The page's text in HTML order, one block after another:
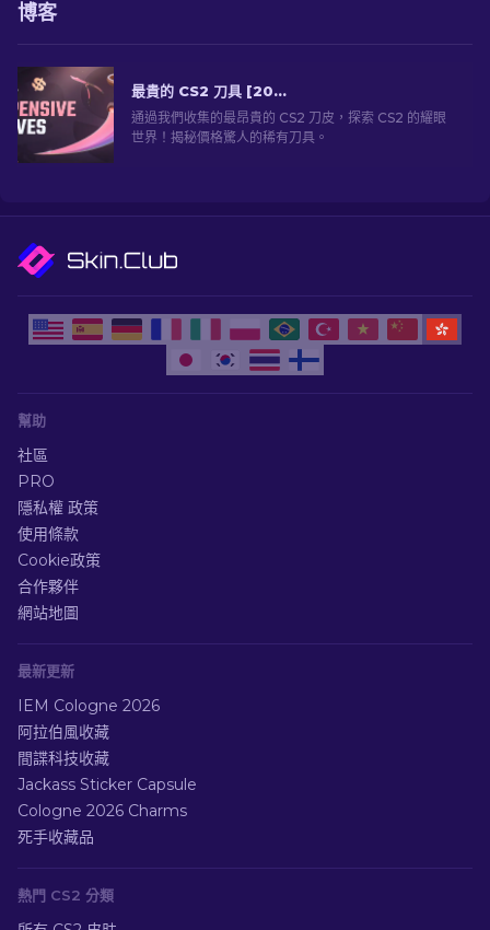
博客
最貴的 CS2 刀具 [2026]
通過我們收集的最昂貴的 CS2 刀皮，探索 CS2 的耀眼
世界！揭秘價格驚人的稀有刀具。
幫助
社區
PRO
隱私權 政策
使用條款
Cookie政策
合作夥伴
網站地圖
最新更新
IEM Cologne 2026
阿拉伯風收藏
間諜科技收藏
Jackass Sticker Capsule
Cologne 2026 Charms
死手收藏品
熱門 CS2 分類